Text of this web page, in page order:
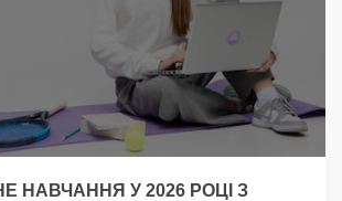
НАВЧАННЯ У 2026 РОЦІ З